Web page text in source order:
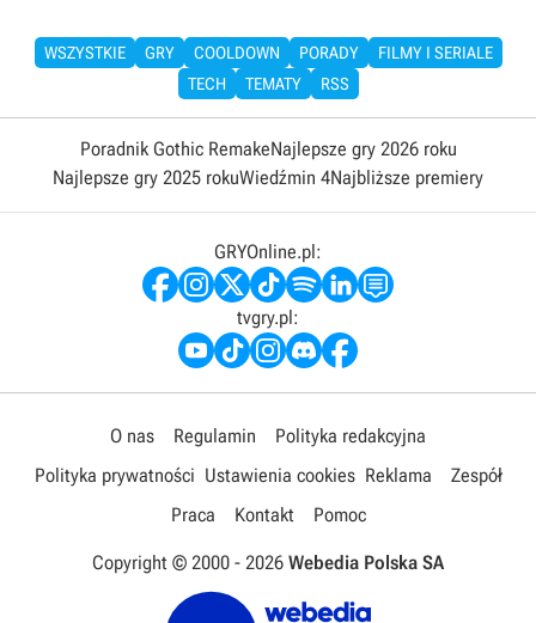
WSZYSTKIE GRY COOLDOWN PORADY
FILMY I SERIALE
TECH
TEMATY RSS
Poradnik Gothic RemakeNajlepsze gry 2026 roku
Najlepsze gry 2025 rokuWiedźmin 4Najbliższe premiery
GRYOnline.pl:
tvgry.pl:
O nas Regulamin
Polityka redakcyjna
Polityka prywatności Ustawienia cookies Reklama
Zespół
Praca
Kontakt Pomoc
Copyright © 2000 - 2026 Webedia Polska SA